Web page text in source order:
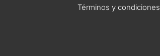
Términos y condiciones